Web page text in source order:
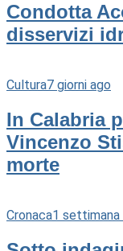
Condotta
disservizi
Cultura7 giorni ago
In Calabria
Vincenzo
morte
Cronaca1 settimana